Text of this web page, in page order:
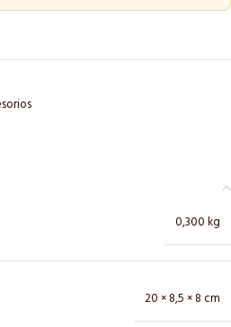
0,300 kg
20 × 8,5 × 8 cm